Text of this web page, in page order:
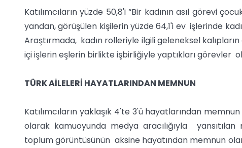
Katılımcıların yüzde 50,8'i “Bir kadının asıl görevi
yandan, görüşülen kişilerin yüzde 64,1'i ev işlerinde
Araştırmada, kadın rolleriyle ilgili geleneksel
içi işlerin eşlerin birlikte işbirliğiyle yaptıkları görevler
TÜRK AİLELERİ HAYATLARINDAN MEMNUN
Katılımcıların yaklaşık 4'te 3'ü hayatlarından
olarak kamuoyunda medya aracılığıyla
toplum görüntüsünün aksine hayatından memnun